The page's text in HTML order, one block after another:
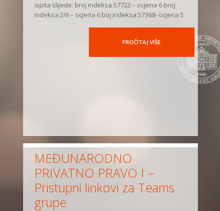
ispita slijede: broj indeksa 57722 – ocjena 6 broj
indeksa 2/II – ocjena 6 boj indeksa 57368- ocjena 5
PROČITAJ VIŠE
MEĐUNARODNO
PRIVATNO PRAVO I –
Pristupni linkovi za Teams
grupe